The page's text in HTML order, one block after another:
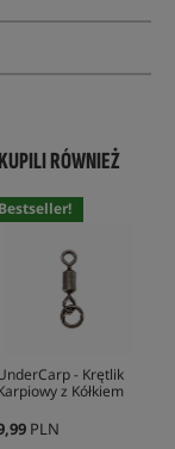
RÓWNIEŻ
Bestseller!
- Krętlik
z Kółkiem
PLN